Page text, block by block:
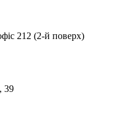
212 (2-й поверх)
39